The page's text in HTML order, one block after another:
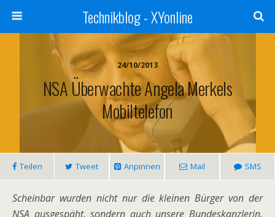
Technikblog - XYonline
24/10/2013
NSA Überwachte Angela Merkels
Mobiltelefon
Teilen Tweet Anpinnen Mail SMS
Scheinbar wurden nicht nur die kleinen Bürger von der
NSA ausgespäht, sondern auch unsere Bundeskanzlerin.